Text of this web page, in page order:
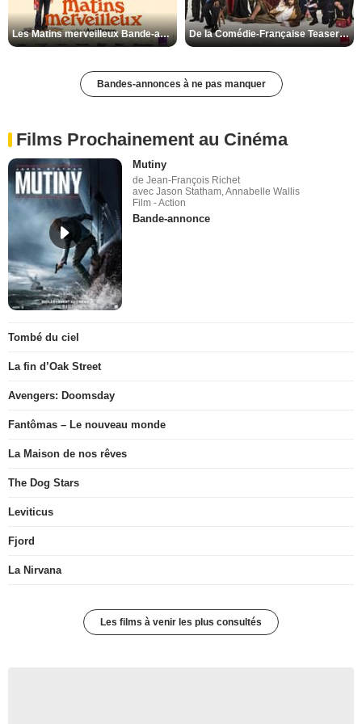
Les Matins merveilleux Bande-annonce VF De la Comédie-Française Teaser VF
Bandes-annonces à ne pas manquer
Films Prochainement au Cinéma
Mutiny
de Jean-François Richet
avec Jason Statham, Annabelle Wallis
Film - Action
Bande-annonce
Tombé du ciel
La fin d’Oak Street
Avengers: Doomsday
Fantômas – Le nouveau monde
La Maison de nos rêves
The Dog Stars
Leviticus
Fjord
La Nirvana
Les films à venir les plus consultés